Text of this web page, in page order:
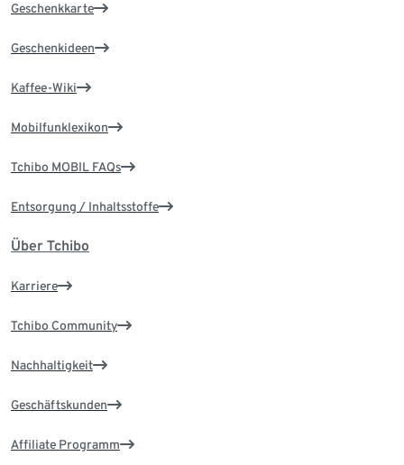
Geschenkkarte
Geschenkideen
Kaffee-Wiki
Mobilfunklexikon
Tchibo MOBIL FAQs
Entsorgung / Inhaltsstoffe
Über Tchibo
Karriere
Tchibo Community
Nachhaltigkeit
Geschäftskunden
Affiliate Programm